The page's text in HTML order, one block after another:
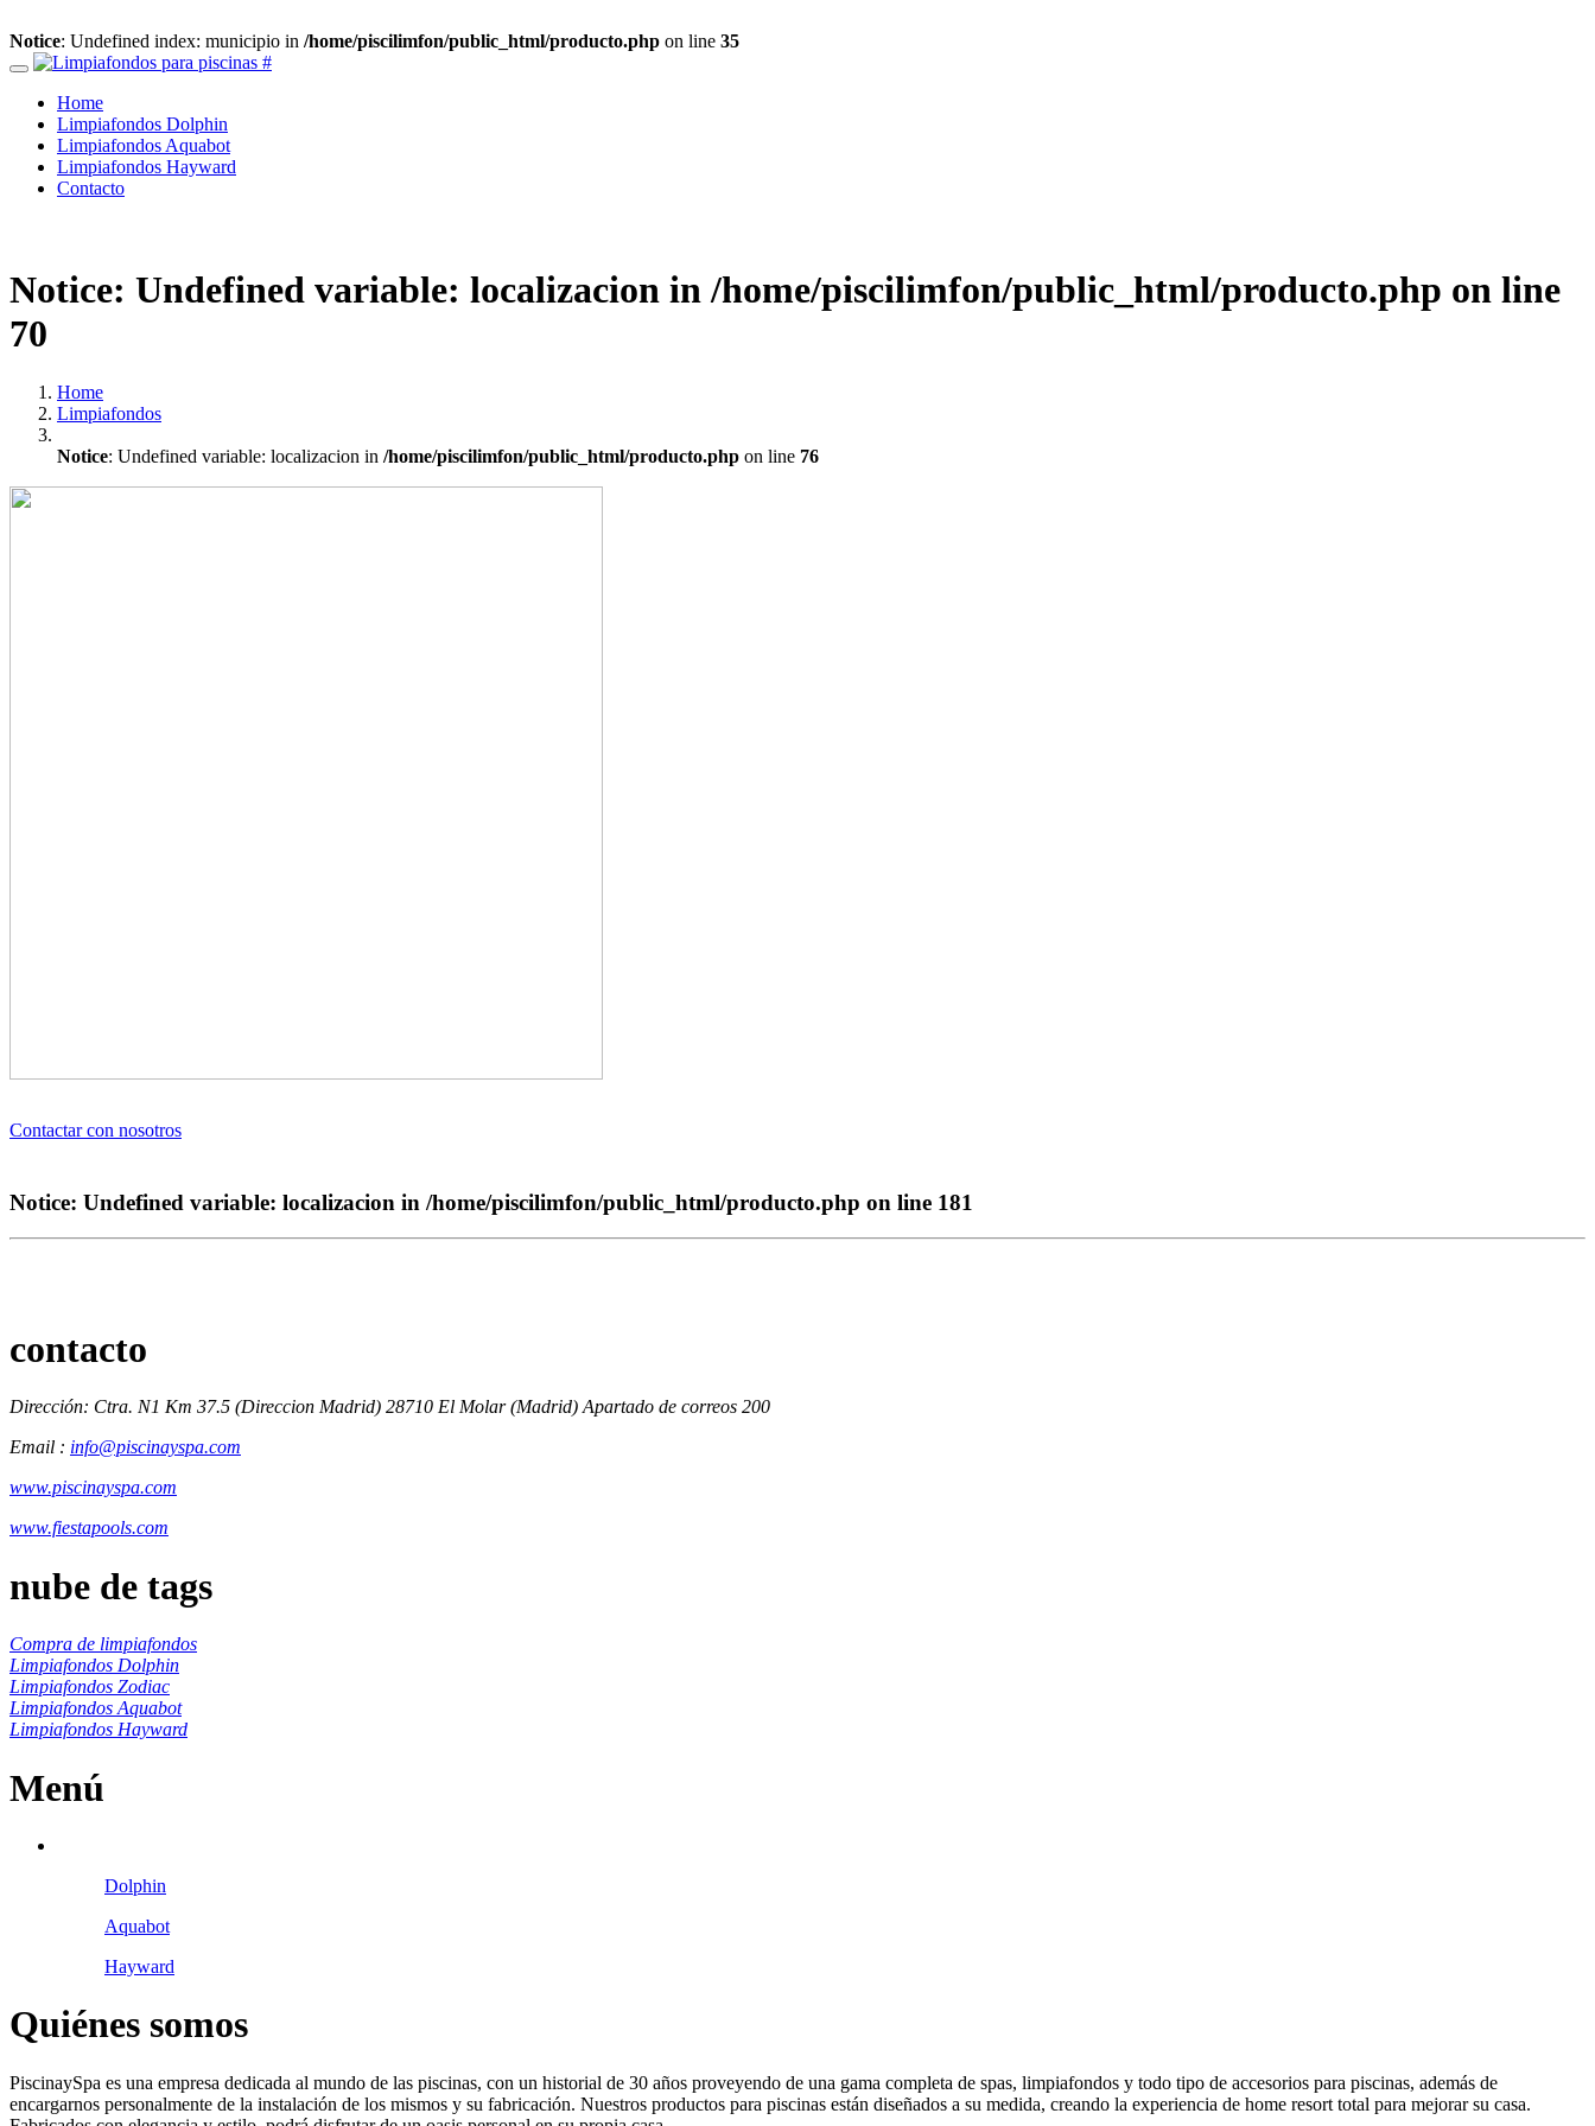
Notice: Undefined index: municipio in /home/piscilimfon/public_html/producto.php on line 35
Home
Limpiafondos Dolphin
Limpiafondos Aquabot
Limpiafondos Hayward
Contacto
Notice: Undefined variable: localizacion in/home/piscilimfon/public_html/producto.php on line
70
Home
Limpiafondos
Notice: Undefined variable: localizacion in /home/piscilimfon/public_html/producto.php on line 76
Contactar con nosotros
Notice: Undefined variable: localizacion in /home/piscilimfon/public_html/producto.php on line 181
contacto
Dirección: Ctra. N1 Km 37.5 (Direccion Madrid) 28710 El Molar (Madrid) Apartado de correos 200
Email : info@piscinayspa.com
www.piscinayspa.com
www.fiestapools.com
nube de tags
Compra de limpiafondos
Limpiafondos Dolphin
Limpiafondos Zodiac
Limpiafondos Aquabot
Limpiafondos Hayward
Menú
Dolphin
Aquabot
Hayward
Quiénes somos
PiscinaySpa es una empresa dedicada al mundo de las piscinas, con un historial de 30 años proveyendo de una gama completa de spas, limpiafondos y todo tipo de accesorios para piscinas, además de
encargarnos personalmente de la instalación de los mismos y su fabricación. Nuestros productos para piscinas están diseñados a su medida, creando la experiencia de home resort total para mejorar su casa.